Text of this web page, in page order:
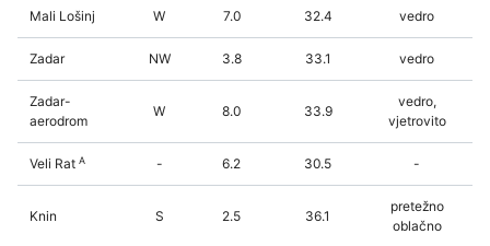
Mali Lošinj W 7.0 32.4 vedro
Zadar NW 3.8 33.1 vedro
Zadar-
aerodrom
W 8.0 33.9
vedro,
vjetrovito
Veli Rat A - 6.2 30.5 -
Knin S 2.5 36.1
pretežno
oblačno